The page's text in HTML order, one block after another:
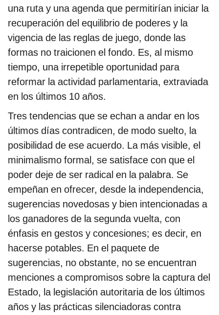
una ruta y una agenda que permitirían iniciar la
recuperación del equilibrio de poderes y la
vigencia de las reglas de juego, donde las
formas no traicionen el fondo. Es, al mismo
tiempo, una irrepetible oportunidad para
reformar la actividad parlamentaria, extraviada
en los últimos 10 años.
Tres tendencias que se echan a andar en los
últimos días contradicen, de modo suelto, la
posibilidad de ese acuerdo. La más visible, el
minimalismo formal, se satisface con que el
poder deje de ser radical en la palabra. Se
empeñan en ofrecer, desde la independencia,
sugerencias novedosas y bien intencionadas a
los ganadores de la segunda vuelta, con
énfasis en gestos y concesiones; es decir, en
hacerse potables. En el paquete de
sugerencias, no obstante, no se encuentran
menciones a compromisos sobre la captura del
Estado, la legislación autoritaria de los últimos
años y las prácticas silenciadoras contra